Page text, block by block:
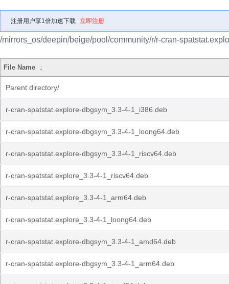
注册用户享1倍加速下载 立即注册
/mirrors_os/deepin/beige/pool/community/r/r-cran-
File Name ↓
Parent directory/
r-cran-spatstat.explore-dbgsym_3.3-4-1_i386.deb
r-cran-spatstat.explore-dbgsym_3.3-4-1_loong64.deb
r-cran-spatstat.explore-dbgsym_3.3-4-1_riscv64.deb
r-cran-spatstat.explore_3.3-4-1_riscv64.deb
r-cran-spatstat.explore_3.3-4-1_arm64.deb
r-cran-spatstat.explore_3.3-4-1_loong64.deb
r-cran-spatstat.explore-dbgsym_3.3-4-1_amd64.deb
r-cran-spatstat.explore-dbgsym_3.3-4-1_arm64.deb